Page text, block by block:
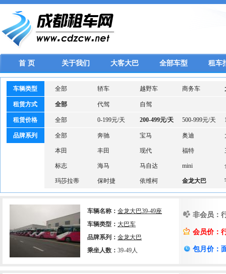
首 页 关于我们 大客大巴 全部车型 租车
车辆类型 全部 轿车 越野车 商务车
租赁方式 全部 代驾 自驾
租赁价格 全部 0-199元/天 200-499元/天 500-999元/天
品牌系列 全部 奔驰 宝马 奥迪
本田 丰田 现代 福特
标志 海马 马自达 mini
玛莎拉蒂 保时捷 依维柯 金龙大巴
车辆名称： 金龙大巴39-49座
车辆类型： 大巴车
品牌系列： 金龙大巴
乘坐人数： 39-49人
非会员：
会员价：
包月价：